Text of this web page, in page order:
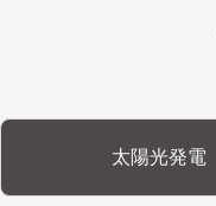
太陽光発電